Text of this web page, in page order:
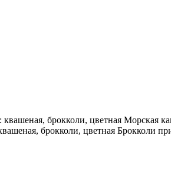
Морская
Брокколи